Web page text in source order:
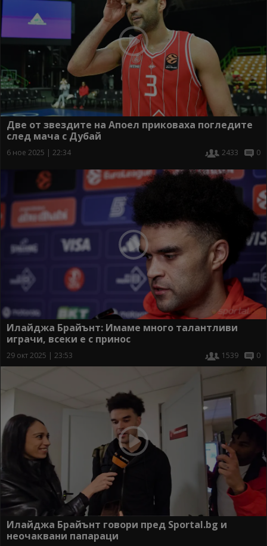
Две от звездите на Апоел приковаха погледите
след мача с Дубай
6 ное 2025 | 22:34 2433 0
Илайджа Брайънт: Имаме много талантливи
играчи, всеки е с принос
29 окт 2025 | 23:53 1539 0
Илайджа Брайънт говори пред Sportal.bg и
неочаквани папараци